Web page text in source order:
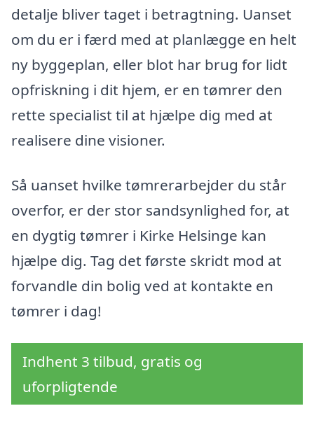
detalje bliver taget i betragtning. Uanset
om du er i færd med at planlægge en helt
ny byggeplan, eller blot har brug for lidt
opfriskning i dit hjem, er en tømrer den
rette specialist til at hjælpe dig med at
realisere dine visioner.
Så uanset hvilke tømrerarbejder du står
overfor, er der stor sandsynlighed for, at
en dygtig tømrer i Kirke Helsinge kan
hjælpe dig. Tag det første skridt mod at
forvandle din bolig ved at kontakte en
tømrer i dag!
Indhent 3 tilbud, gratis og
uforpligtende